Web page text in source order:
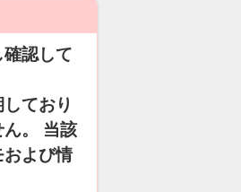
認して
ており
ん。 当該
よび情